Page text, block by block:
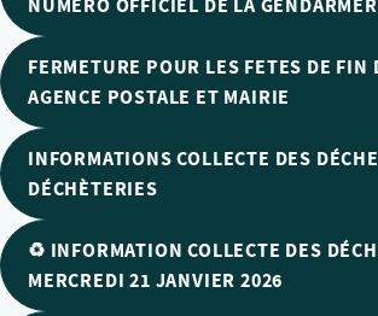
NUMÉRO OFFICIEL DE LA
FERMETURE POUR LES FETES DE FIN
AGENCE POSTALE ET MAIRIE
INFORMATIONS COLLECTE DES
DÉCHÈTERIES
♻️ INFORMATION COLLECTE DES
MERCREDI 21 JANVIER 2026